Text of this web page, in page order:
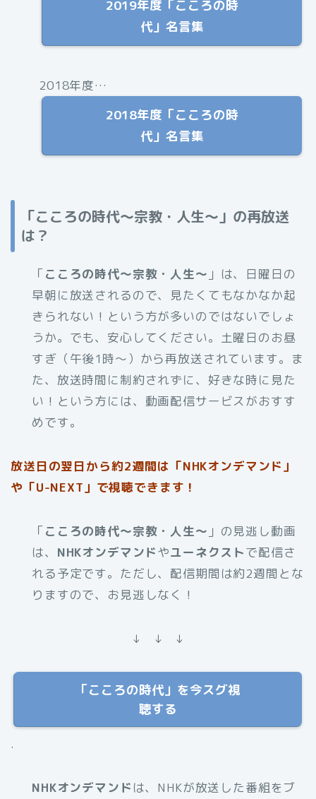
2019年度「こころの時
代」名言集
2018年度…
2018年度「こころの時
代」名言集
「こころの時代〜宗教・人生〜」の再放送
は？
「こころの時代〜宗教・人生〜 」は、日曜日の
早朝に放送されるので、見たくてもなかなか起
きられない！という方が多いのではないでしょ
うか。でも、安心してください。土曜日のお昼
すぎ（午後1時〜）から再放送されています。ま
た、放送時間に制約されずに、好きな時に見た
い！という方には、動画配信サービスがおすす
めです。
放送日の翌日から約2週間は「NHKオンデマンド」
や「U-NEXT」で視聴できます！
「こころの時代〜宗教・人生〜 」の見逃し動画
は、 NHKオンデマンドやユーネクストで配信さ
れる予定です。ただし、配信期間は約2週間とな
りますので、お見逃しなく！
↓ ↓ ↓
「こころの時代」を今スグ視
聴する
.
NHKオンデマンド は、NHKが放送した番組をブ